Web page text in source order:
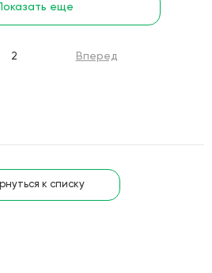
еще
2 Вперед
к списку